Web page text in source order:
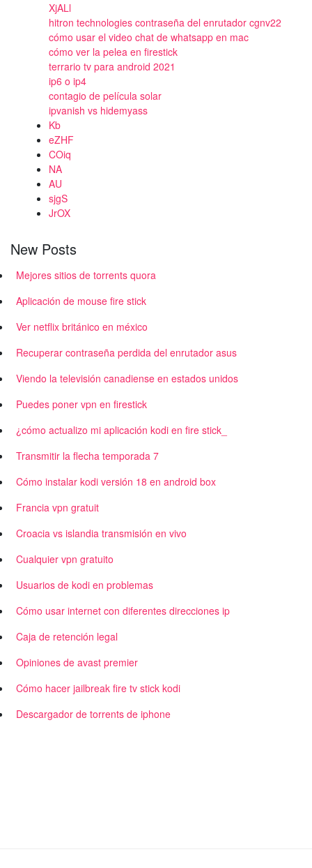
XjALl
hitron technologies contraseña del enrutador cgnv22
cómo usar el video chat de whatsapp en mac
cómo ver la pelea en firestick
terrario tv para android 2021
ip6 o ip4
contagio de película solar
ipvanish vs hidemyass
Kb
eZHF
COiq
NA
AU
sjgS
JrOX
New Posts
Mejores sitios de torrents quora
Aplicación de mouse fire stick
Ver netflix británico en méxico
Recuperar contraseña perdida del enrutador asus
Viendo la televisión canadiense en estados unidos
Puedes poner vpn en firestick
¿cómo actualizo mi aplicación kodi en fire stick_
Transmitir la flecha temporada 7
Cómo instalar kodi versión 18 en android box
Francia vpn gratuit
Croacia vs islandia transmisión en vivo
Cualquier vpn gratuito
Usuarios de kodi en problemas
Cómo usar internet con diferentes direcciones ip
Caja de retención legal
Opiniones de avast premier
Cómo hacer jailbreak fire tv stick kodi
Descargador de torrents de iphone